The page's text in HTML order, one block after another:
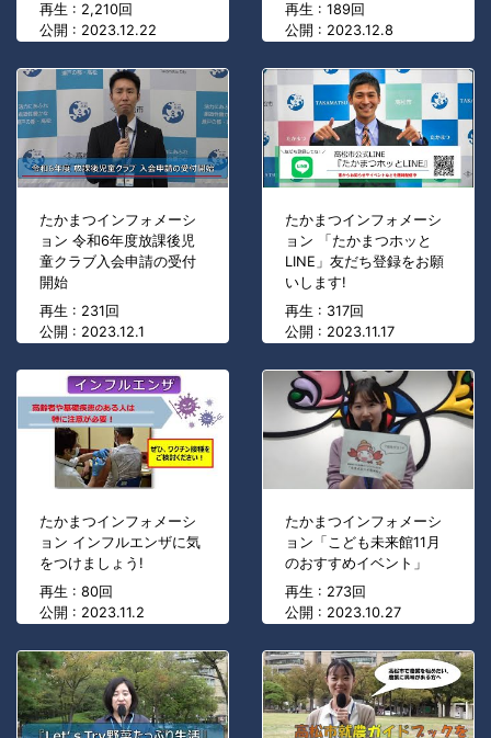
再生 : 2,210回
公開 : 2023.12.22
再生 : 189回
公開 : 2023.12.8
たかまつインフォメーシ
ョン 令和6年度放課後児
童クラブ入会申請の受付
開始
再生 : 231回
公開 : 2023.12.1
たかまつインフォメーシ
ョン 「たかまつホッと
LINE」友だち登録をお願
いします!
再生 : 317回
公開 : 2023.11.17
たかまつインフォメーシ
ョン インフルエンザに気
をつけましょう!
再生 : 80回
公開 : 2023.11.2
たかまつインフォメーシ
ョン「こども未来館11月
のおすすめイベント」
再生 : 273回
公開 : 2023.10.27